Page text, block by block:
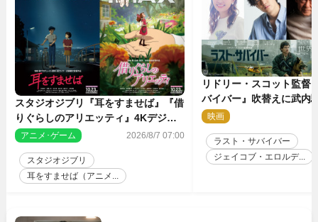
スタジオジブリ『耳をすませば』『借
りぐらしのアリエッティ』4Kデジタ
ルリマスターでIMAX上映決定！
アニメ･ゲーム 2026/8/7 07:00
スタジオジブリ
耳をすませば（アニメ...
リドリー・スコット監督
バイバー』吹替えに武内
哉・種崎敦美・井上和彦
映画
ラスト・サバイバー
ジェイコブ・エロルデ...